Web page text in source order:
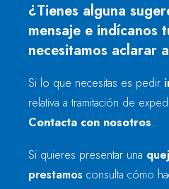
¿Tienes alguna
mensaje e
necesitamos aclarar
Si lo que necesitas es pedir
relativa a tramitación de
Contacta con nosotros.
Si quieres presentar una
prestamos consulta cómo